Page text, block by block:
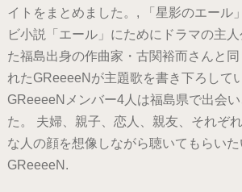
イトをまとめました。, 「星影のエール
ビ小説「エール」にためにドラマの主
た福島出身の作曲家・古関裕而さんと
れたGReeeeNが主題歌を書き下ろして
GReeeeNメンバー4人は福島県で出会
た。 夫婦、親子、恋人、親友、それぞ
な人の顔を想像しながら聴いてもらい
GReeeeN.